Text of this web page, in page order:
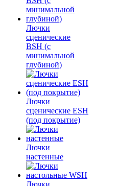
Лючки
сценические
BSH (с
минимальной
глубиной)
Лючки
сценические ESH
(под покрытие)
Лючки
настенные
Лючки